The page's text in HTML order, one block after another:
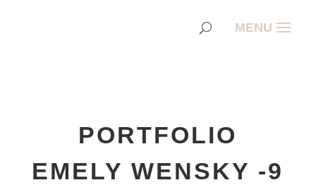
PORTFOLIO
EMELY WENSKY -9